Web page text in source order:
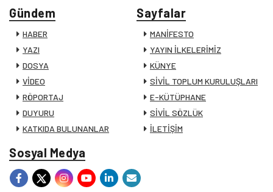
Gündem
HABER
YAZI
DOSYA
VİDEO
RÖPORTAJ
DUYURU
KATKIDA BULUNANLAR
Sayfalar
MANİFESTO
YAYIN İLKELERİMİZ
KÜNYE
SİVİL TOPLUM KURULUŞLARI
E-KÜTÜPHANE
SİVİL SÖZLÜK
İLETİŞİM
Sosyal Medya